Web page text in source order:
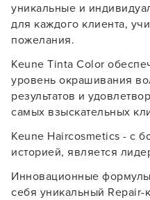
уникальные и
для каждого клиента,
пожелания.
Keune Tinta Color
уровень окрашивания
результатов и
самых взыскательных
Keune Haircosmetics - с
историей, является
Инновационные
себя уникальный Repair-